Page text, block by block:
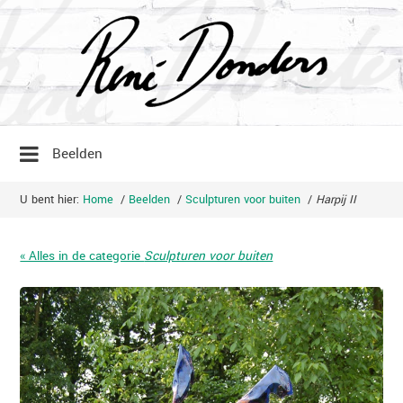
Beelden
U bent hier: Home / Beelden /Sculpturen voor buiten / Harpij II
« Alles in de categorie Sculpturen voor buiten